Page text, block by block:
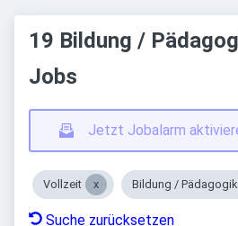
19 Bildung /
Jobs
Jetzt Jobalarm
Vollzeit Bildung / Pädagogik
Suche zurücksetzen